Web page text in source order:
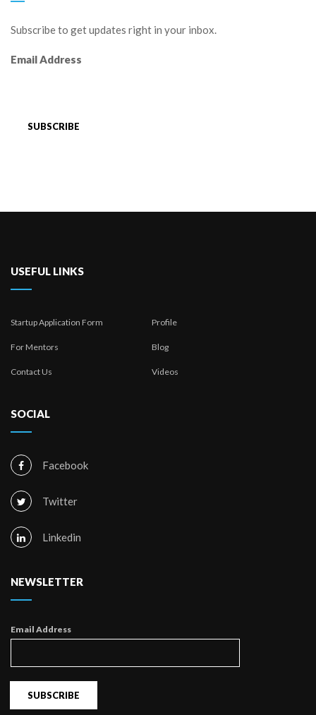
Subscribe to get updates right in your inbox.
Email Address
USEFUL LINKS
Startup Application Form Profile
For Mentors Blog
Contact Us Videos
SOCIAL
Facebook
Twitter
Linkedin
NEWSLETTER
Email Address